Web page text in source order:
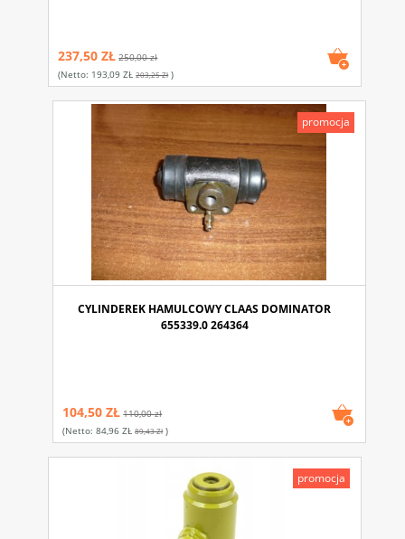
237,50 ZŁ 250,00 zł
(netto: 193,09 ZŁ 203,25 Zł)
CYLINDEREK HAMULCOWY CLAAS DOMINATOR
655339.0 264364
104,50 ZŁ 110,00 zł
(netto:84,96 ZŁ 89,43 Zł)
promocja
promocja